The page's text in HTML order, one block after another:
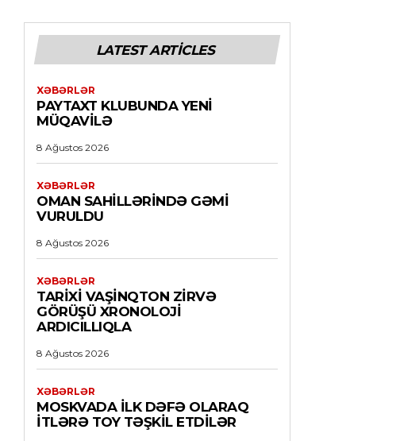
LATEST ARTICLES
XƏBƏRLƏR
PAYTAXT KLUBUNDA YENI
MÜQAVILƏ
8 Ağustos 2026
XƏBƏRLƏR
OMAN SAHILLƏRINDƏ GƏMI
VURULDU
8 Ağustos 2026
XƏBƏRLƏR
TARIXI VAŞINQTON ZIRVƏ
GÖRÜŞÜ XRONOLOJI
ARDICILLIQLA
8 Ağustos 2026
XƏBƏRLƏR
MOSKVADA ILK DƏFƏ OLARAQ
ITLƏRƏ TOY TƏŞKIL ETDILƏR